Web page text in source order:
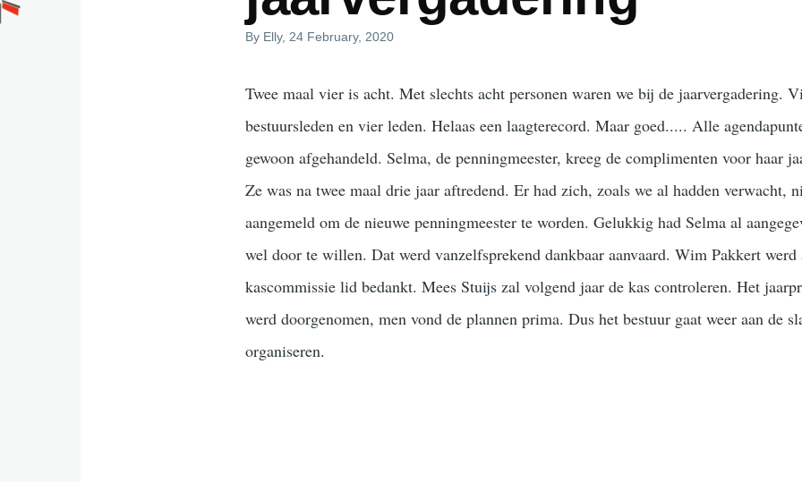
By Elly, 24 February, 2020
Twee maal vier is acht. Met slechts acht personen waren we bij de jaarvergadering.
bestuursleden en vier leden. Helaas een laagterecord. Maar goed..... Alle
gewoon afgehandeld. Selma, de penningmeester, kreeg de complimenten voor haar
Ze was na twee maal drie jaar aftredend. Er had zich, zoals we al hadden verwacht,
aangemeld om de nieuwe penningmeester te worden. Gelukkig had Selma al
wel door te willen. Dat werd vanzelfsprekend dankbaar aanvaard. Wim Pakkert werd
kascommissie lid bedankt. Mees Stuijs zal volgend jaar de kas controleren. Het
werd doorgenomen, men vond de plannen prima. Dus het bestuur gaat weer aan de
organiseren.